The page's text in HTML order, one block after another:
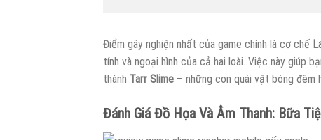
Điểm gây nghiện nhất của game chính là cơ chế
tính và ngoại hình của cả hai loài. Việc này giúp
thành Tarr Slime – những con quái vật bóng đêm
Đánh Giá Đồ Họa Và Âm Thanh: Bữa